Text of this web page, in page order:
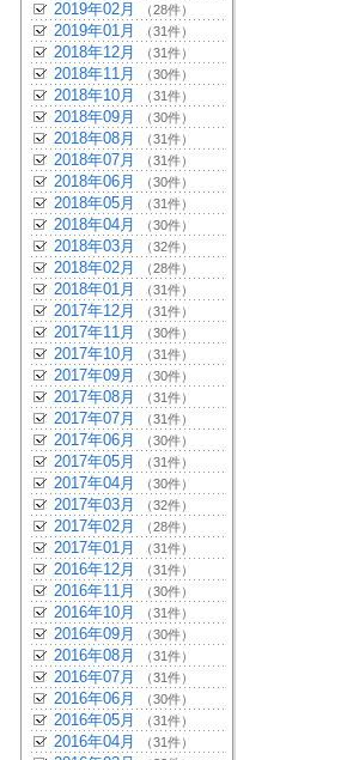
2019年02月 （28件）
2019年01月 （31件）
2018年12月 （31件）
2018年11月 （30件）
2018年10月 （31件）
2018年09月 （30件）
2018年08月 （31件）
2018年07月 （31件）
2018年06月 （30件）
2018年05月 （31件）
2018年04月 （30件）
2018年03月 （32件）
2018年02月 （28件）
2018年01月 （31件）
2017年12月 （31件）
2017年11月 （30件）
2017年10月 （31件）
2017年09月 （30件）
2017年08月 （31件）
2017年07月 （31件）
2017年06月 （30件）
2017年05月 （31件）
2017年04月 （30件）
2017年03月 （32件）
2017年02月 （28件）
2017年01月 （31件）
2016年12月 （31件）
2016年11月 （30件）
2016年10月 （31件）
2016年09月 （30件）
2016年08月 （31件）
2016年07月 （31件）
2016年06月 （30件）
2016年05月 （31件）
2016年04月 （31件）